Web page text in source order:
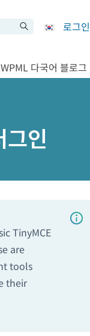
로그인
WPML 다국어 블로그
인
TinyMCE
are
tools
their